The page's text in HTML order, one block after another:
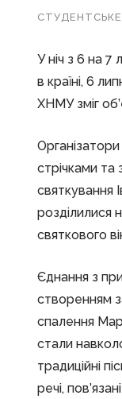
У ніч з 6 на 7
в країні, 6
ХНМУ зміг
стрічками та
святкування
розділилися
святкового
Єднання з
створенням
спалення
стали
традиційні
речі,